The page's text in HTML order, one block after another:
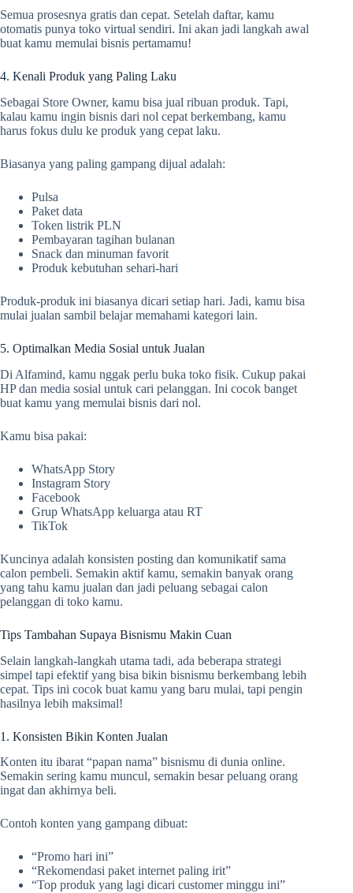
Semua prosesnya gratis dan cepat. Setelah daftar, kamu
otomatis punya toko virtual sendiri. Ini akan jadi langkah awal
buat kamu memulai bisnis pertamamu!
4. Kenali Produk yang Paling Laku
Sebagai Store Owner, kamu bisa jual ribuan produk. Tapi,
kalau kamu ingin bisnis dari nol cepat berkembang, kamu
harus fokus dulu ke produk yang cepat laku.
Biasanya yang paling gampang dijual adalah:
Pulsa
Paket data
Token listrik PLN
Pembayaran tagihan bulanan
Snack dan minuman favorit
Produk kebutuhan sehari-hari
Produk-produk ini biasanya dicari setiap hari. Jadi, kamu bisa
mulai jualan sambil belajar memahami kategori lain.
5. Optimalkan Media Sosial untuk Jualan
Di Alfamind, kamu nggak perlu buka toko fisik. Cukup pakai
HP dan media sosial untuk cari pelanggan. Ini cocok banget
buat kamu yang memulai bisnis dari nol.
Kamu bisa pakai:
WhatsApp Story
Instagram Story
Facebook
Grup WhatsApp keluarga atau RT
TikTok
Kuncinya adalah konsisten posting dan komunikatif sama
calon pembeli. Semakin aktif kamu, semakin banyak orang
yang tahu kamu jualan dan jadi peluang sebagai calon
pelanggan di toko kamu.
Tips Tambahan Supaya Bisnismu Makin Cuan
Selain langkah-langkah utama tadi, ada beberapa strategi
simpel tapi efektif yang bisa bikin bisnismu berkembang lebih
cepat. Tips ini cocok buat kamu yang baru mulai, tapi pengin
hasilnya lebih maksimal!
1. Konsisten Bikin Konten Jualan
Konten itu ibarat “papan nama” bisnismu di dunia online.
Semakin sering kamu muncul, semakin besar peluang orang
ingat dan akhirnya beli.
Contoh konten yang gampang dibuat:
“Promo hari ini”
“Rekomendasi paket internet paling irit”
“Top produk yang lagi dicari customer minggu ini”